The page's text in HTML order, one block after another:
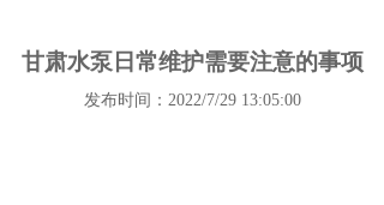
甘肃水泵日常维护需要注意的事项
发布时间：2022/7/29 13:05:00